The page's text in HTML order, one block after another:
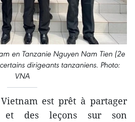
en Tanzanie Nguyen Nam Tien (2e
dirigeants tanzaniens. Photo:
VNA
est prêt à partager
et des leçons sur son